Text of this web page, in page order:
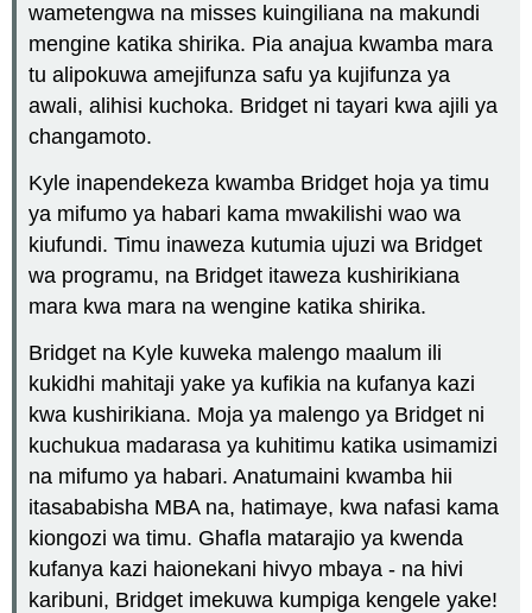
wametengwa na misses kuingiliana na makundi
mengine katika shirika. Pia anajua kwamba mara
tu alipokuwa amejifunza safu ya kujifunza ya
awali, alihisi kuchoka. Bridget ni tayari kwa ajili ya
changamoto.
Kyle inapendekeza kwamba Bridget hoja ya timu
ya mifumo ya habari kama mwakilishi wao wa
kiufundi. Timu inaweza kutumia ujuzi wa Bridget
wa programu, na Bridget itaweza kushirikiana
mara kwa mara na wengine katika shirika.
Bridget na Kyle kuweka malengo maalum ili
kukidhi mahitaji yake ya kufikia na kufanya kazi
kwa kushirikiana. Moja ya malengo ya Bridget ni
kuchukua madarasa ya kuhitimu katika usimamizi
na mifumo ya habari. Anatumaini kwamba hii
itasababisha MBA na, hatimaye, kwa nafasi kama
kiongozi wa timu. Ghafla matarajio ya kwenda
kufanya kazi haionekani hivyo mbaya - na hivi
karibuni, Bridget imekuwa kumpiga kengele yake!